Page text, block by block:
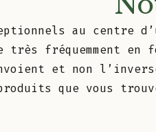
au centre
très fréquemment
et non
produits que vous